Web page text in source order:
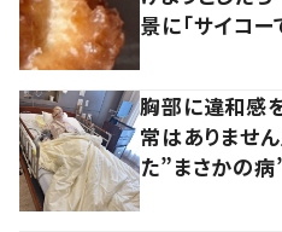
景に「サイコー
胸部に違和感
常はありませ
た”まさかの